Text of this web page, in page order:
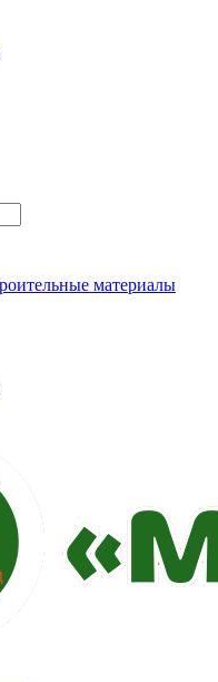
материалы